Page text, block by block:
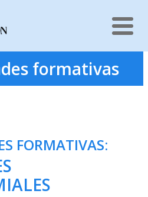
formativas
FORMATIVAS: